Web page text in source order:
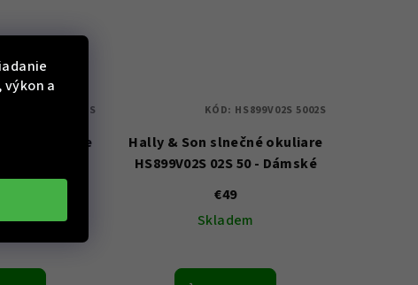
a
okuliare
HS931V02S 5402S
Hally & Son slnečné okuliare
HS899V02S 02S 50 - Dámské
€49
Skladem
KÓD: HS899V02S 5002S